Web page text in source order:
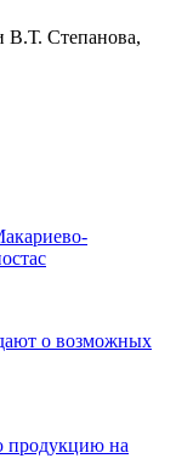
В.Т. Степанова,
о возможных
продукцию на